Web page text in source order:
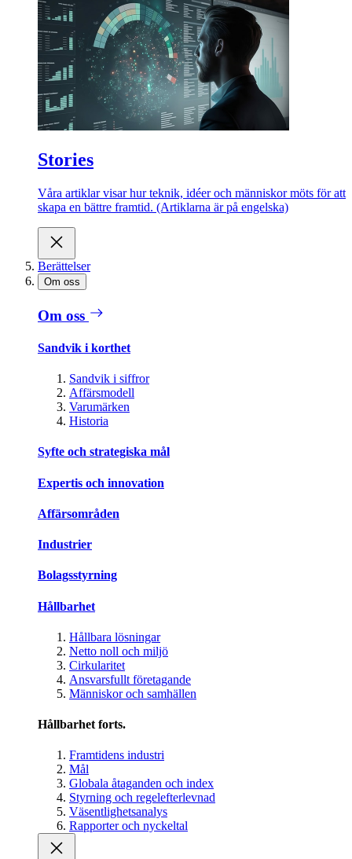
Stories
Våra artiklar visar hur teknik, idéer och människor möts för att
skapa en bättre framtid. (Artiklarna är på engelska)
Berättelser
Om oss
Om oss
Sandvik i korthet
Sandvik i siffror
Affärsmodell
Varumärken
Historia
Syfte och strategiska mål
Expertis och innovation
Affärsområden
Industrier
Bolagsstyrning
Hållbarhet
Hållbara lösningar
Netto noll och miljö
Cirkularitet
Ansvarsfullt företagande
Människor och samhällen
Hållbarhet forts.
Framtidens industri
Mål
Globala åtaganden och index
Styrning och regelefterlevnad
Väsentlighetsanalys
Rapporter och nyckeltal